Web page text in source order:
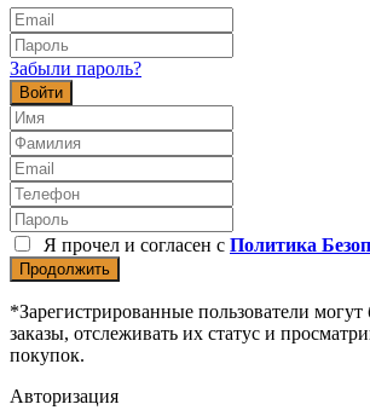
Забыли пароль?
Войти
Я прочел и согласен с Политика
Продолжить
*Зарегистрированные пользователи
заказы, отслеживать их статус и
покупок.
Авторизация